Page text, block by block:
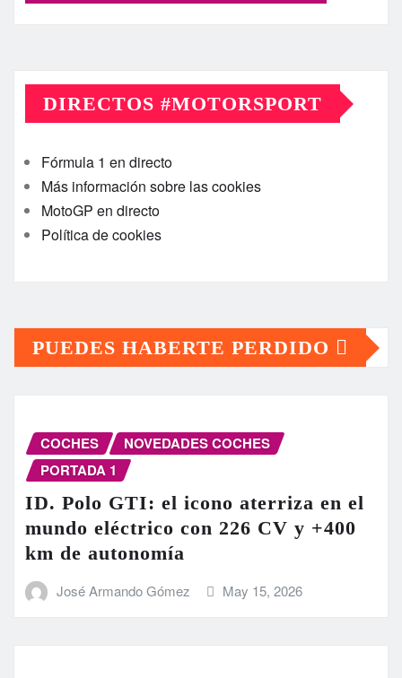
DIRECTOS #MOTORSPORT
Fórmula 1 en directo
Más información sobre las cookies
MotoGP en directo
Política de cookies
PUEDES HABERTE PERDIDO
COCHES
NOVEDADES COCHES
PORTADA 1
ID. Polo GTI: el icono aterriza en el
mundo eléctrico con 226 CV y +400
km de autonomía
José Armando Gómez May 15, 2026